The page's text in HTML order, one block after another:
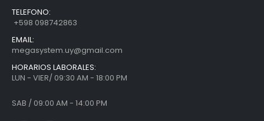
TELEFONO:
+598 098742863
EMAIL:
megasystem.uy@gmail.com
HORARIOS LABORALES:
LUN - VIER/ 09:30 AM - 18:00 PM
SAB / 09:00 AM - 14:00 PM